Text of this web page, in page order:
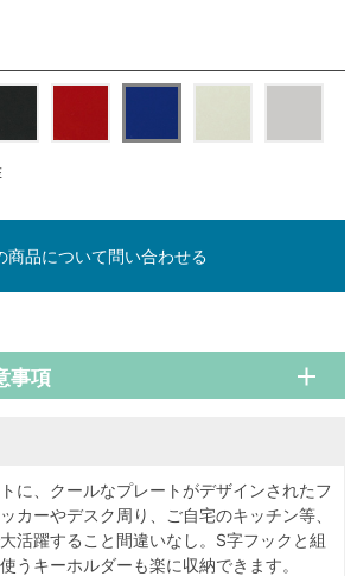
商品について問い合わせる
に、クールなプレートがデザインされたフ
カーやデスク周り、ご自宅のキッチン等、
活躍すること間違いなし。S字フックと組
うキーホルダーも楽に収納できます。
事項